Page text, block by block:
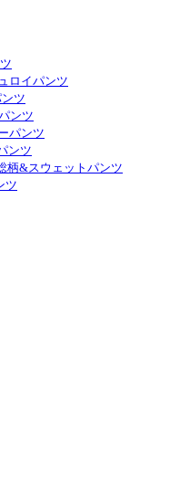
ロイパンツ
ツ
ンツ
パンツ
ンツ
柄&スウェットパンツ
ツ